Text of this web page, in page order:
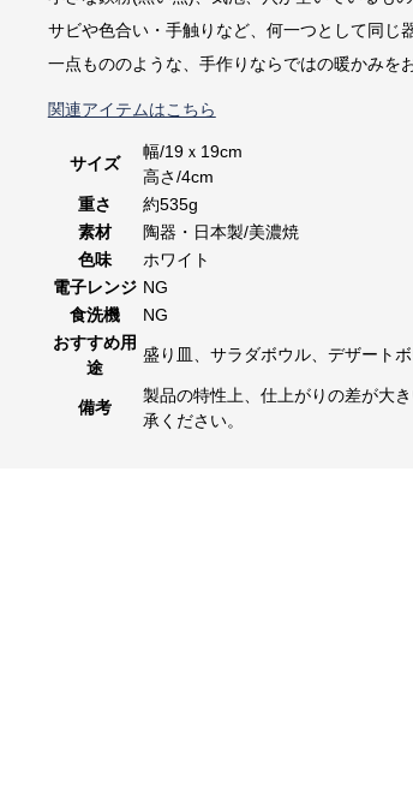
サビや色合い・手触りなど、何一つとして同じ
一点もののような、手作りならではの暖かみを
関連アイテムはこちら
サイズ
幅/19ｘ19cm
高さ/4cm
重さ
約535g
素材
陶器・日本製/美濃焼
色味
ホワイト
電子レンジ NG
食洗機
NG
おすすめ用
途
盛り皿、サラダボウル、デザートボ
備考
製品の特性上、仕上がりの差が大
承ください。